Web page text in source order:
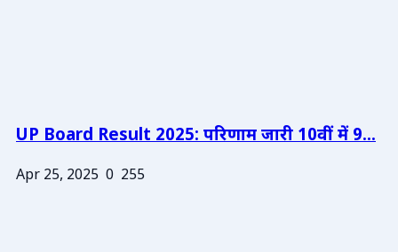
UP Board Result 2025: परिणाम जारी 10वीं में 9...
Apr 25, 2025 0 255